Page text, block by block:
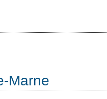
Marne